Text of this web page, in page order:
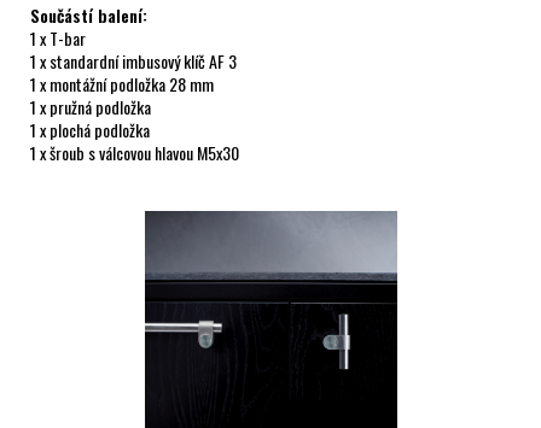
Součástí balení:
1 x T-bar
1 x standardní imbusový klíč AF 3
1 x montážní podložka 28 mm
1 x pružná podložka
1 x plochá podložka
1 x šroub s válcovou hlavou M5x30